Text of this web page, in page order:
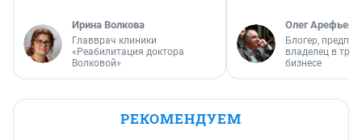
Ирина Волкова
Главврач клиники
«Реабилитация доктора
Волковой»
Олег Арефьев
Блогер,
владелец в
бизнесе
РЕКОМЕНДУЕМ